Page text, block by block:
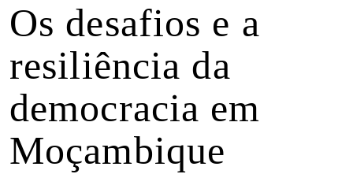
Os desafios e a
resiliência da
democracia em
Moçambique